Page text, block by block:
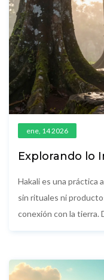
ene, 14 2026
Explorando lo
Hakali es una práctica
sin rituales ni
conexión con la tierra.